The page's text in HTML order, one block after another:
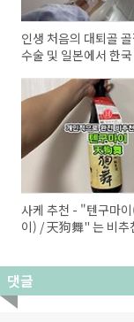
인생 처음의 대퇴골
수술 및 일본에서 한
사케 추천 - "텐구마
이) / 天狗舞" 는 비추
댓글